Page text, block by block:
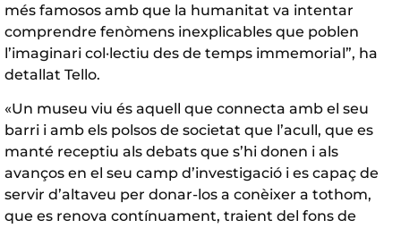
més famosos amb que la humanitat va intentar
comprendre fenòmens inexplicables que poblen
l’imaginari col·lectiu des de temps immemorial”, ha
detallat Tello.
«Un museu viu és aquell que connecta amb el seu
barri i amb els polsos de societat que l’acull, que es
manté receptiu als debats que s’hi donen i als
avanços en el seu camp d’investigació i es capaç de
servir d’altaveu per donar-los a conèixer a tothom,
que es renova contínuament, traient del fons de